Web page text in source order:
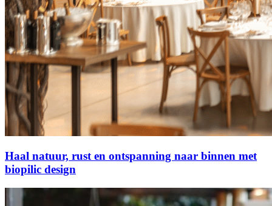
Haal natuur, rust en ontspanning naar binnen met
biopilic design